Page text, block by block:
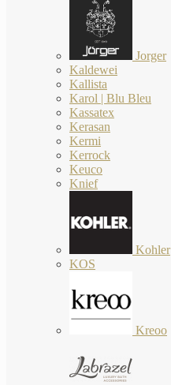
Jorger
Kaldewei
Kallista
Karol | Blu Bleu
Kassatex
Kerasan
Kermi
Kerrock
Keuco
Knief
Kohler
KOS
Kreoo